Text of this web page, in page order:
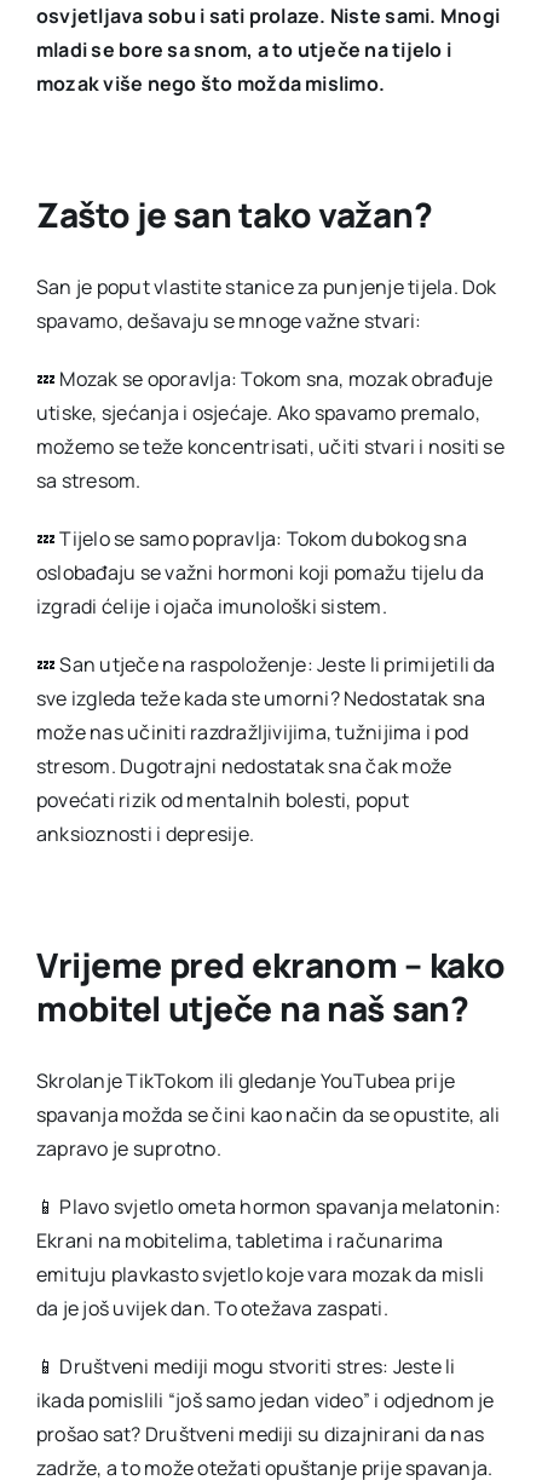
osvjetljava sobu i sati prolaze. Niste sami. Mnogi
mladi se bore sa snom, a to utječe na tijelo i
mozak više nego što možda mislimo.
Zašto je san tako važan?
San je poput vlastite stanice za punjenje tijela. Dok
spavamo, dešavaju se mnoge važne stvari:
💤 Mozak se oporavlja: Tokom sna, mozak obrađuje
utiske, sjećanja i osjećaje. Ako spavamo premalo,
možemo se teže koncentrisati, učiti stvari i nositi se
sa stresom.
💤 Tijelo se samo popravlja: Tokom dubokog sna
oslobađaju se važni hormoni koji pomažu tijelu da
izgradi ćelije i ojača imunološki sistem.
💤 San utječe na raspoloženje: Jeste li primijetili da
sve izgleda teže kada ste umorni? Nedostatak sna
može nas učiniti razdražljivijima, tužnijima i pod
stresom. Dugotrajni nedostatak sna čak može
povećati rizik od mentalnih bolesti, poput
anksioznosti i depresije.
Vrijeme pred ekranom – kako
mobitel utječe na naš san?
Skrolanje TikTokom ili gledanje YouTubea prije
spavanja možda se čini kao način da se opustite, ali
zapravo je suprotno.
📱 Plavo svjetlo ometa hormon spavanja melatonin:
Ekrani na mobitelima, tabletima i računarima
emituju plavkasto svjetlo koje vara mozak da misli
da je još uvijek dan. To otežava zaspati.
📱 Društveni mediji mogu stvoriti stres: Jeste li
ikada pomislili “još samo jedan video” i odjednom je
prošao sat? Društveni mediji su dizajnirani da nas
zadrže, a to može otežati opuštanje prije spavanja.